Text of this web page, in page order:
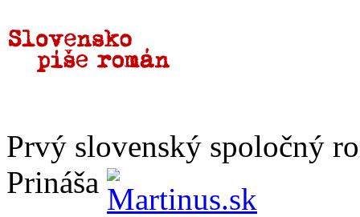
Prvý slovenský spoločný
Prináša